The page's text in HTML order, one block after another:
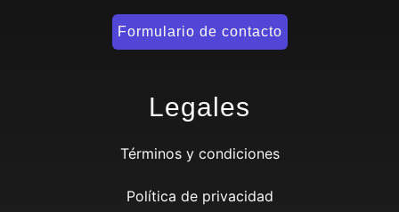
Formulario de contacto
Legales
Términos y condiciones
Política de privacidad